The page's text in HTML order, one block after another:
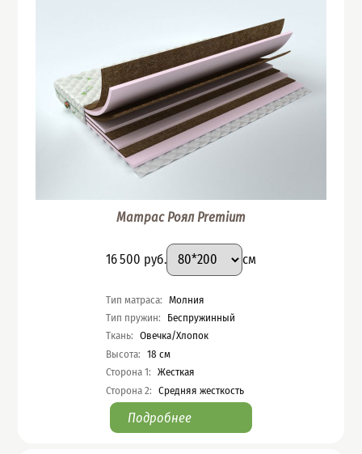
Матрас Роял Premium
Цена
16 500 руб.
Подобрать вариант
Размер:
см
Характеристики
Тип матраса:
Молния
Тип пружин:
Беспружинный
Ткань:
Овечка/Хлопок
Высота: 18 см
Сторона 1:
Жесткая
Сторона 2: Средняя жесткость
Подробнее